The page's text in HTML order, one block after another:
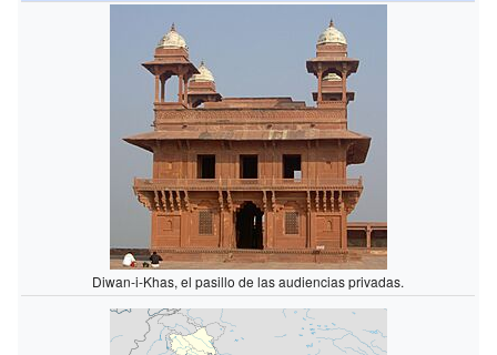
Diwan-i-Khas, el pasillo de las audiencias privadas.